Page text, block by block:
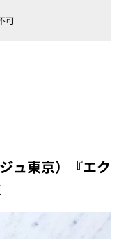
可
ュ東京）『エク